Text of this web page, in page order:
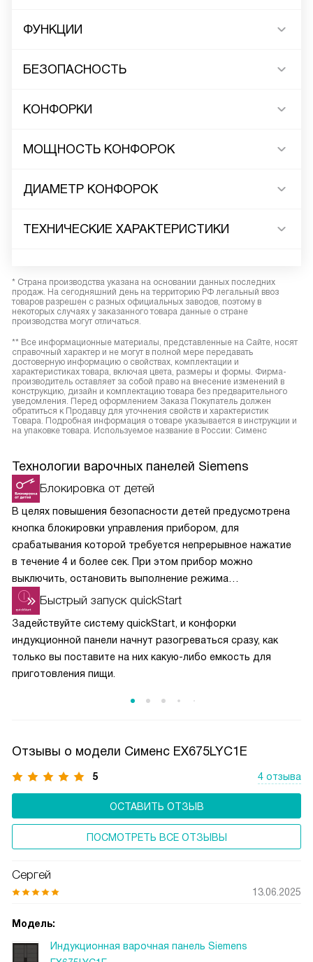
ФУНКЦИИ
БЕЗОПАСНОСТЬ
КОНФОРКИ
МОЩНОСТЬ КОНФОРОК
ДИАМЕТР КОНФОРОК
ТЕХНИЧЕСКИЕ ХАРАКТЕРИСТИКИ
* Страна производства указана на основании данных последних
продаж. На сегодняшний день на территорию РФ легальный ввоз
товаров разрешен с разных официальных заводов, поэтому в
некоторых случаях у заказанного товара данные о стране
производства могут отличаться.
** Все информационные материалы, представленные на Сайте, носят
справочный характер и не могут в полной мере передавать
достоверную информацию о свойствах, комплектации и
характеристиках товара, включая цвета, размеры и формы. Фирма-
производитель оставляет за собой право на внесение изменений в
конструкцию, дизайн и комплектацию товара без предварительного
уведомления. Перед оформлением Заказа Покупатель должен
обратиться к Продавцу для уточнения свойств и характеристик
Товара. Подробная информация о товаре указывается в инструкции и
на упаковке товара. Используемое название в России: Сименс
Технологии варочных панелей Siemens
Блокировка от детей
В целях повышения безопасности детей предусмотрена
кнопка блокировки управления прибором, для
срабатывания которой требуется непрерывное нажатие
в течение 4 и более сек. При этом прибор можно
выключить, остановить выполнение режима
приготовления кнопкой и установить таймер.
Быстрый запуск quickStart
Задействуйте систему quickStart, и конфорки
индукционной панели начнут разогреваться сразу, как
только вы поставите на них какую-либо емкость для
приготовления пищи.
Отзывы о модели Сименс EX675LYC1E
5 4 отзыва
ОСТАВИТЬ ОТЗЫВ
ПОСМОТРЕТЬ ВСЕ ОТЗЫВЫ
Сергей
13.06.2025
Модель:
Индукционная варочная панель Siemens